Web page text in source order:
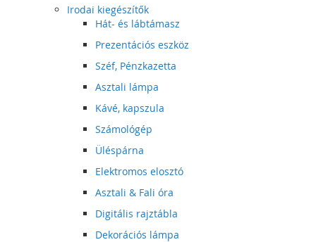
Irodai kiegészítők
Hát- és lábtámasz
Prezentációs eszköz
Széf, Pénzkazetta
Asztali lámpa
Kávé, kapszula
Számológép
Üléspárna
Elektromos elosztó
Asztali & Fali óra
Digitális rajztábla
Dekorációs lámpa